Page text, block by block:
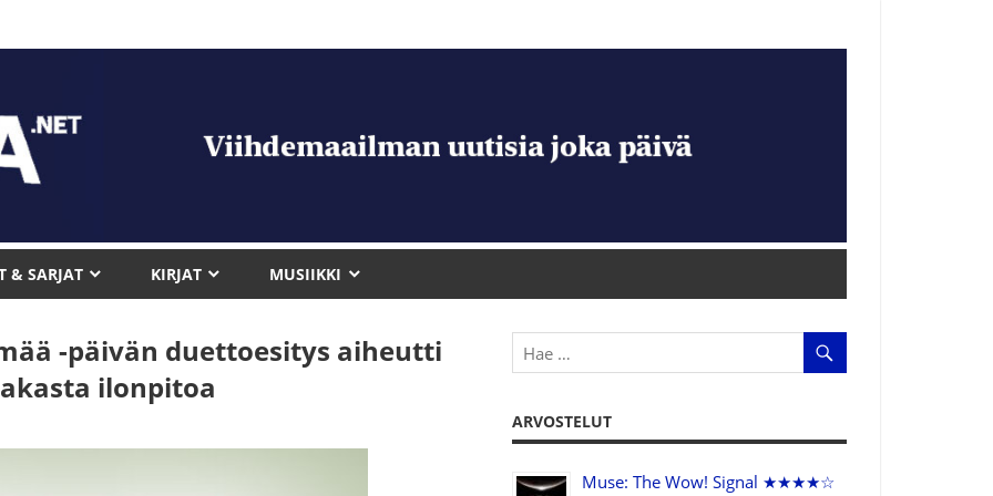
& SARJAT KIRJAT MUSIIKKI
-päivän duettoesitys aiheutti
ilonpitoa
ARVOSTELUT
Muse: The Wow! Signal ★★★★☆